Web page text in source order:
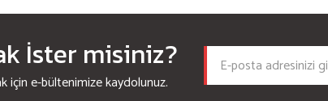
İster misiniz?
için e-bültenimize kaydolunuz.